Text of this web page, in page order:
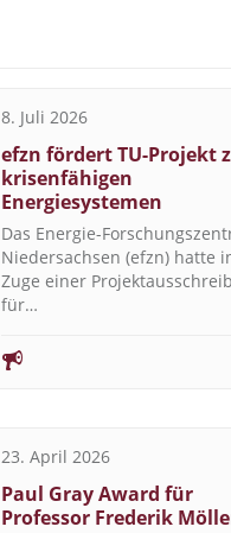
8. Juli 2026
efzn fördert TU-Projekt
krisenfähigen
Energiesystemen
Das Energie-
Niedersachsen (efzn) hatte
Zuge einer
für…
23. April 2026
Paul Gray Award für
Professor Frederik